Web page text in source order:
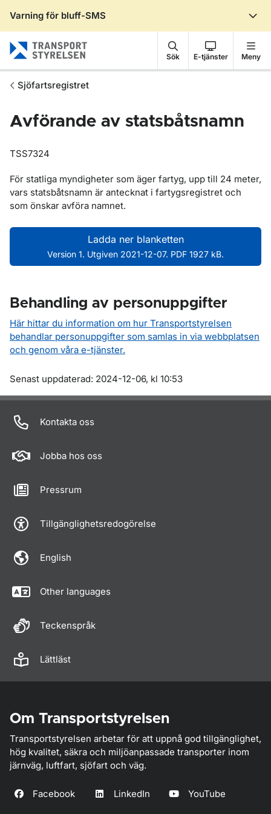
Varning för bluff-SMS
Sök E-tjänster Meny
Sjöfartsregistret
Avförande av statsbåtsnamn
TSS7324
För statliga myndigheter som äger fartyg, upp till 24 meter,
vars statsbåts­namn är antecknat i fartygsregistret och
som önskar avföra namnet.
Ladda ner blanketten
Version 1. Utgiven 2021-12-07. PDF 1927 kB.
Behandling av personuppgifter
Här hittar du information om hur Transportstyrelsen
behandlar personuppgifter som samlas in via webbplatsen
och genom våra e-tjänster.
Om sidan
Senast uppdaterad: 2024-12-06, kl 10:53
Kontakta oss
Jobba hos oss
Pressrum
Tillgänglighetsredogörelse
English
Other languages
Teckenspråk
Lättläst
Om Transportstyrelsen
Transportstyrelsen arbetar för att uppnå god tillgänglighet,
hög kvalitet, säkra och miljöanpassade transporter inom
järnväg, luftfart, sjöfart och väg.
Facebook LinkedIn YouTube